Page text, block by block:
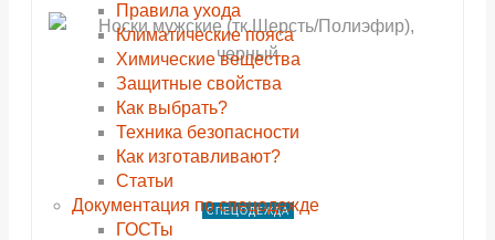
Правила ухода
Климатические пояса
Химические вещества
Защитные свойства
Как выбрать?
Техника безопасности
Как изготавливают?
Статьи
Документация по спецодежде
ГОСТы
СПЕЦОДЕЖДА